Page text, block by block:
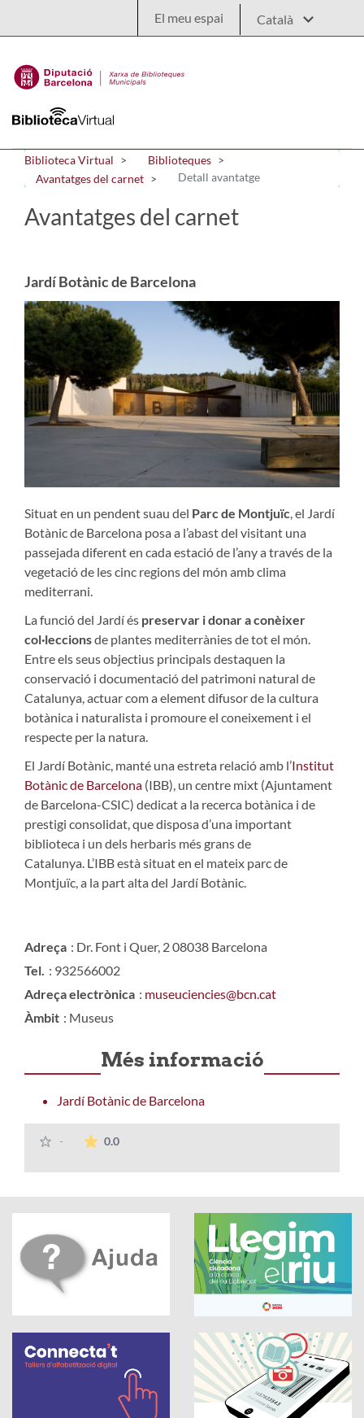
El meu espai
Biblioteca Virtual
Biblioteques
Avantatges del carnet
Detall avantatge
Avantatges del carnet
Jardí Botànic de Barcelona
Situat en un pendent suau del Parc de Montjuïc, el Jardí
Botànic de Barcelona posa a l’abast del visitant una
passejada diferent en cada estació de l’any a través de la
vegetació de les cinc regions del món amb clima
mediterrani.
La funció del Jardí és preservar i donar a conèixer
col·leccionsde plantes mediterrànies de tot el món.
Entre els seus objectius principals destaquen la
conservació i documentació del patrimoni natural de
Catalunya, actuar com a element difusor de la cultura
botànica i naturalista i promoure el coneixement i el
respecte per la natura.
El Jardí Botànic, manté una estreta relació amb l’Institut
Botànic de Barcelona (IBB), un centre mixt (Ajuntament
de Barcelona-CSIC) dedicat a la recerca botànica i de
prestigi consolidat, que disposa d’una important
biblioteca i un dels herbaris més grans de
Catalunya. L’IBB està situat en el mateix parc de
Montjuïc, a la part alta del Jardí Botànic.
Adreça : Dr. Font i Quer, 2 08038 Barcelona
Tel. : 932566002
Adreça electrònica : museuciencies@bcn.cat
Àmbit : Museus
Més informació
Jardí Botànic de Barcelona
- 0.0La mitjana de les valoracions és de 0